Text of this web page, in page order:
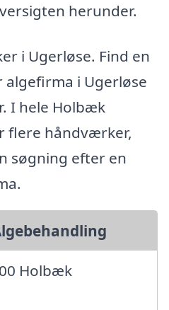
herunder.
i Ugerløse. Find en
i Ugerløse
I hele Holbæk
flere håndværker,
søgning efter en
Holbæk